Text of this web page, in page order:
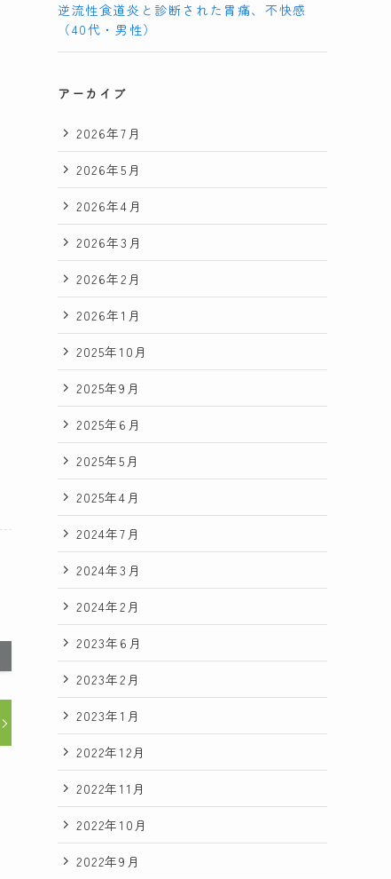
逆流性食道炎と診断された胃痛、不快感
（40代・男性）
アーカイブ
2026年7月
2026年5月
2026年4月
2026年3月
2026年2月
2026年1月
2025年10月
2025年9月
2025年6月
2025年5月
2025年4月
2024年7月
2024年3月
2024年2月
2023年6月
2023年2月
2023年1月
2022年12月
2022年11月
2022年10月
2022年9月